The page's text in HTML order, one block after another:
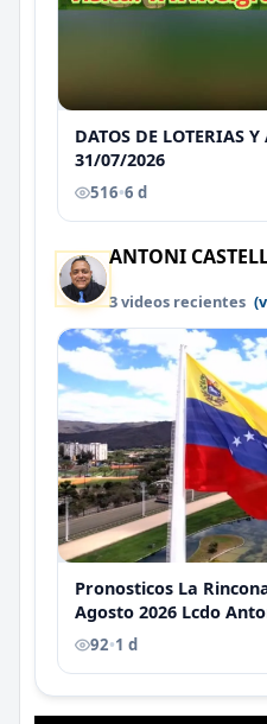
DATOS DE LOTERIAS
31/07/2026
516•6 d
ANTONI
3 videos recientes
Pronosticos La
Agosto 2026 Lcdo
92•1 d